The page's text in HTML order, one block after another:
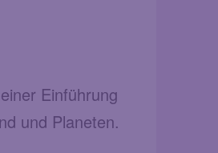
Einführung
und Planeten.